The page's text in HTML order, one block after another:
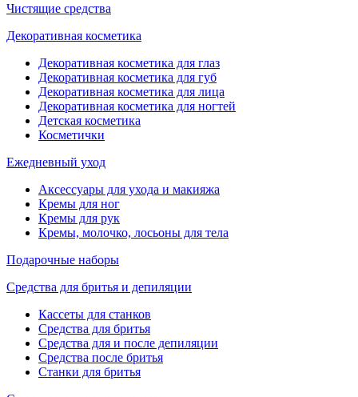
Чистящие средства
Декоративная косметика
Декоративная косметика для глаз
Декоративная косметика для губ
Декоративная косметика для лица
Декоративная косметика для ногтей
Детская косметика
Косметички
Ежедневный уход
Аксессуары для ухода и макияжа
Кремы для ног
Кремы для рук
Кремы, молочко, лосьоны для тела
Подарочные наборы
Средства для бритья и депиляции
Кассеты для станков
Средства для бритья
Средства для и после депиляции
Средства после бритья
Станки для бритья